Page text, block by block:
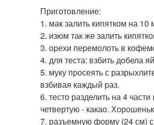
Приготовление:
1. мак залить кипятком на
2. изюм так же залить
3. орехи перемолоть в
4. для теста: взбить добела
5. муку просеять с
взбивая каждый раз.
6. тесто разделить на 4
четвертую - какао.
7. разъемную форму (24 см)